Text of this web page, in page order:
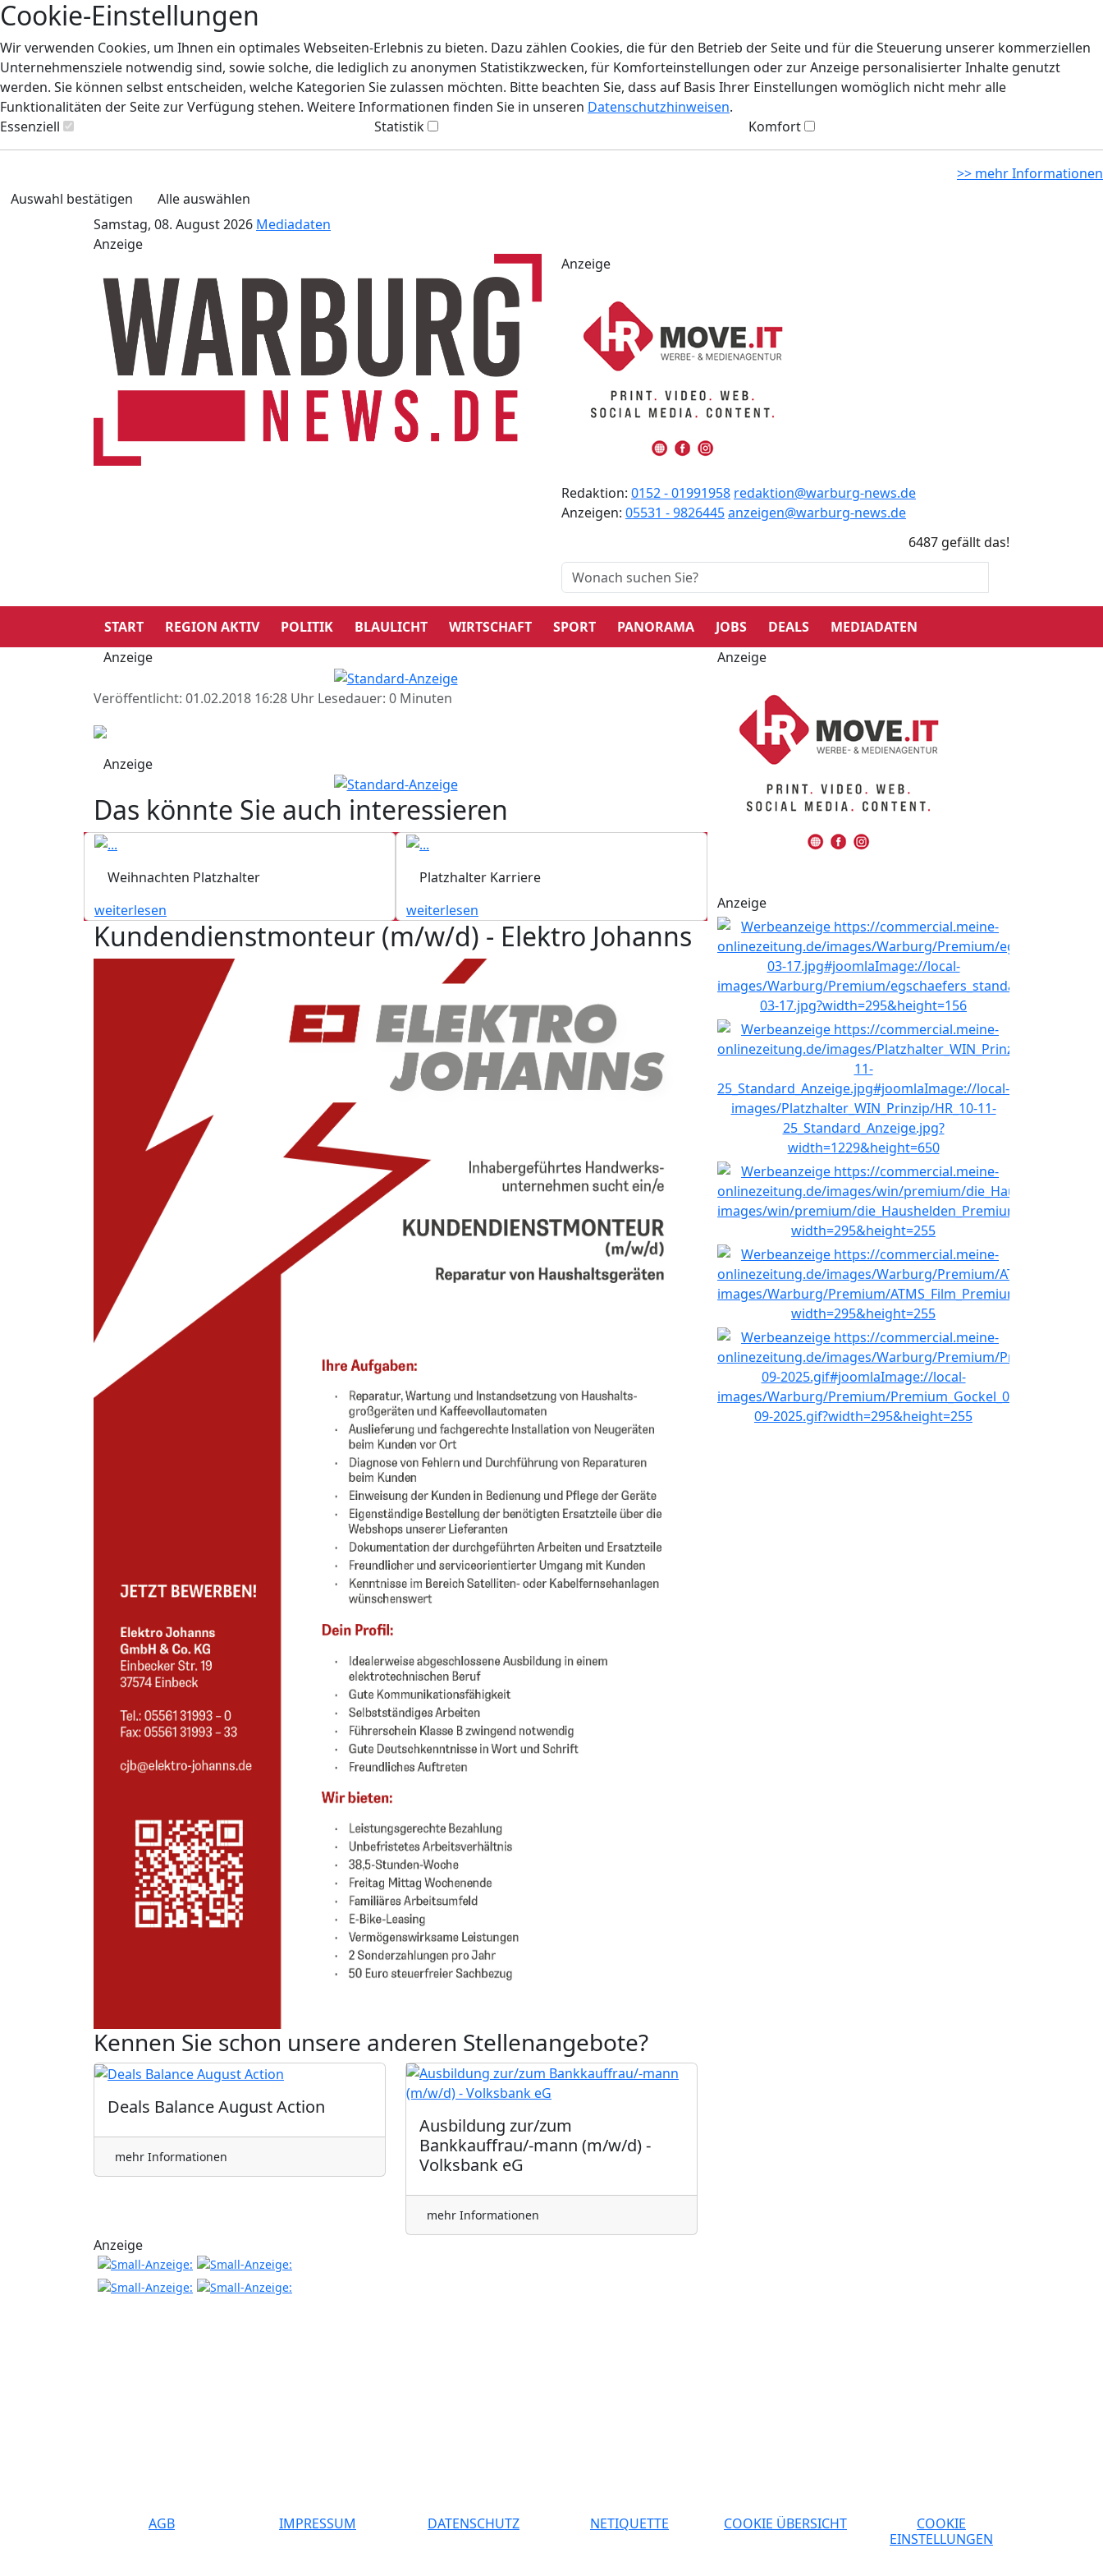
Cookie-Einstellungen
Wir verwenden Cookies, um Ihnen ein optimales Webseiten-Erlebnis zu bieten. Dazu zählen Cookies, die für den Betrieb der Seite und für die Steuerung unserer kommerziellen
Unternehmensziele notwendig sind, sowie solche, die lediglich zu anonymen Statistikzwecken, für Komforteinstellungen oder zur Anzeige personalisierter Inhalte genutzt
werden. Sie können selbst entscheiden, welche Kategorien Sie zulassen möchten. Bitte beachten Sie, dass auf Basis Ihrer Einstellungen womöglich nicht mehr alle
Funktionalitäten der Seite zur Verfügung stehen. Weitere Informationen finden Sie in unseren Datenschutzhinweisen.
Essenziell
Statistik Komfort
>> mehr Informationen
Auswahl bestätigen
Alle auswählen
Samstag, 08. August 2026 Mediadaten
Anzeige
Anzeige
Redaktion: 0152 - 01991958 redaktion@warburg-news.de
Anzeigen: 05531 - 9826445anzeigen@warburg-news.de
6487 gefällt das!
START REGION AKTIV POLITIK BLAULICHT WIRTSCHAFT SPORT PANORAMA JOBS DEALS
MEDIADATEN
Anzeige
Veröffentlicht: 01.02.2018 16:28 Uhr Lesedauer: 0 Minuten
Anzeige
Das könnte Sie auch interessieren
Weihnachten Platzhalter
weiterlesen
Platzhalter Karriere
weiterlesen
Kundendienstmonteur (m/w/d) - Elektro Johanns
Kennen Sie schon unsere anderen Stellenangebote?
Deals Balance August Action
mehr Informationen
Ausbildung zur/zum
Bankkauffrau/-mann (m/w/d) -
Volksbank eG
mehr Informationen
Anzeige
Anzeige
Anzeige
AGB IMPRESSUM DATENSCHUTZ NETIQUETTE COOKIE ÜBERSICHT
COOKIE
EINSTELLUNGEN